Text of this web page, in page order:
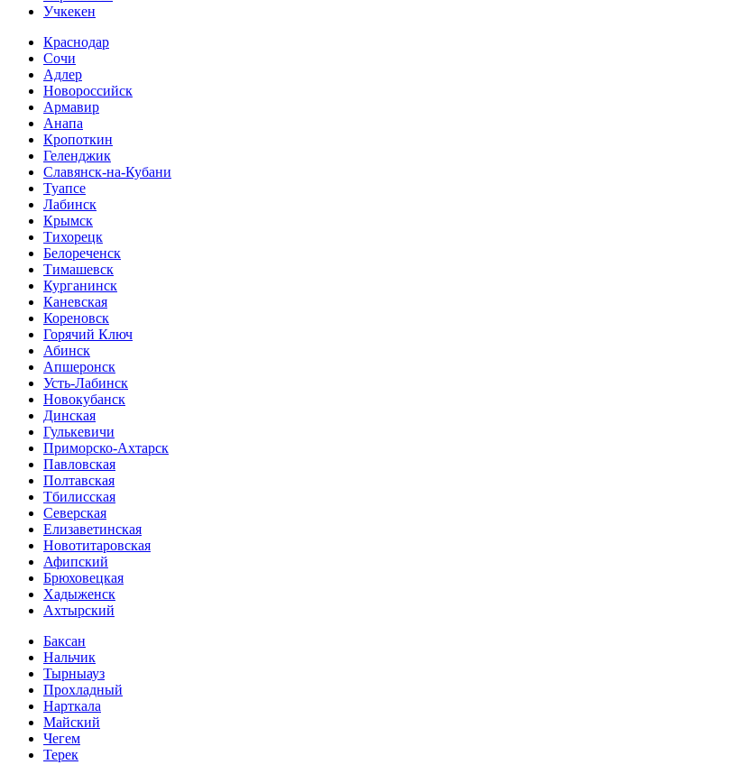
Учкекен
Краснодар
Сочи
Адлер
Новороссийск
Армавир
Анапа
Кропоткин
Геленджик
Славянск-на-Кубани
Туапсе
Лабинск
Крымск
Тихорецк
Белореченск
Тимашевск
Курганинск
Каневская
Кореновск
Горячий Ключ
Абинск
Апшеронск
Усть-Лабинск
Новокубанск
Динская
Гулькевичи
Приморско-Ахтарск
Павловская
Полтавская
Тбилисская
Северская
Елизаветинская
Новотитаровская
Афипский
Брюховецкая
Хадыженск
Ахтырский
Баксан
Нальчик
Тырныауз
Прохладный
Нарткала
Майский
Чегем
Терек